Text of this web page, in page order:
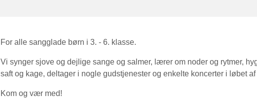
For alle sangglade børn i 3. - 6. klasse.
Vi synger sjove og dejlige sange og salmer, lærer om noder og rytmer,
saft og kage, deltager i nogle gudstjenester og enkelte koncerter i løbet af
Kom og vær med!